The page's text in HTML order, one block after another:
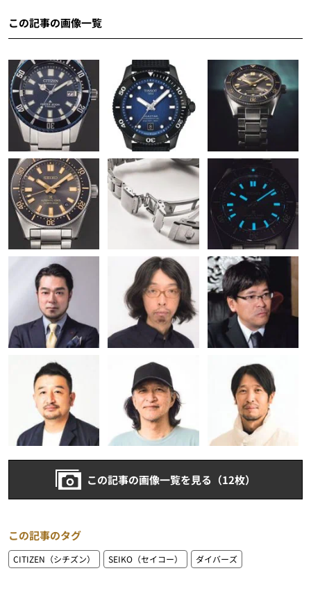
この記事の画像一覧
この記事の画像一覧を見る（12枚）
この記事のタグ
CITIZEN（シチズン） SEIKO（セイコー） ダイバーズ